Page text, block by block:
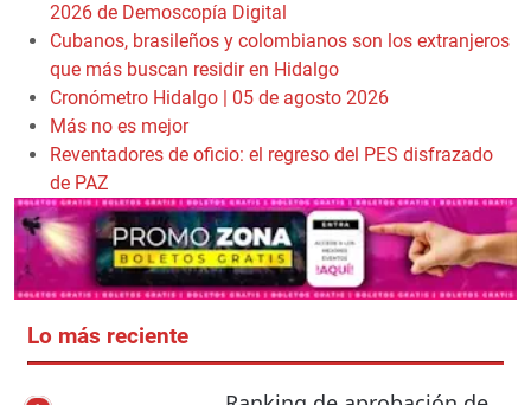
2026 de Demoscopía Digital
Cubanos, brasileños y colombianos son los extranjeros
que más buscan residir en Hidalgo
Cronómetro Hidalgo | 05 de agosto 2026
Más no es mejor
Reventadores de oficio: el regreso del PES disfrazado
de PAZ
Lo más reciente